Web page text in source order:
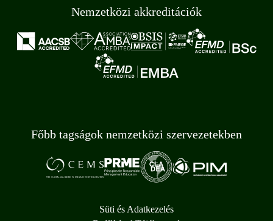
Nemzetközi akkreditációk
Főbb tagságok nemzetközi szervezetekben
Süti és Adatkezelés